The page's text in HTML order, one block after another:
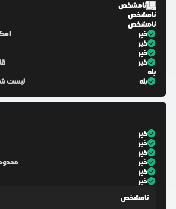
نامشخص
نامشخص
نامشخص
خیر
خیر
خیر
خیر
بله
لیست
بله
خیر
خیر
خیر
خیر
خیر
خیر
نامشخص